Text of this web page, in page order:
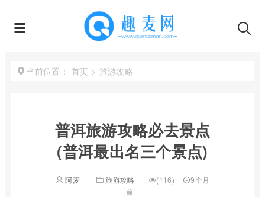
当前位置： 首页 > 旅游攻略
普洱旅游攻略必去景点
(普洱最出名三个景点)
阿麦 旅游攻略 (116)
9个月
前